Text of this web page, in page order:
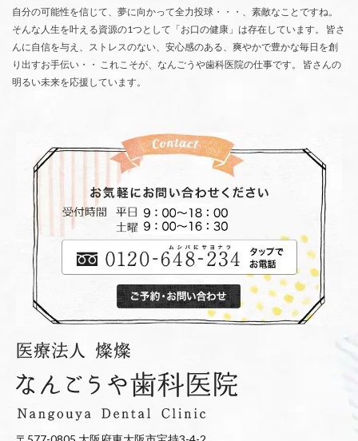
自分の可能性を信じて、夢に向かって全力投球・・・、素敵なことですね。
そんな人生を叶える資源の1つとして「お口の健康」は存在しています。 皆さ
んに自信を与え、ストレスのない、安心感のある、爽やかで豊かな毎日を創
り出すお手伝い・・ これこそが、なんごうや歯科医院の仕事です。 皆さんの
明るい未来を応援しています。